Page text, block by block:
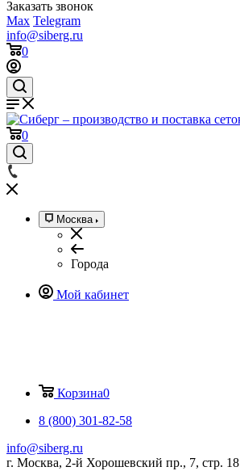
Заказать звонок
Max Telegram
info@siberg.ru
0
0
Москва
Города
Мой кабинет
Корзина0
8 (800) 301-82-58
info@siberg.ru
г. Москва, 2-й Хорошевский пр., 7, стр. 18